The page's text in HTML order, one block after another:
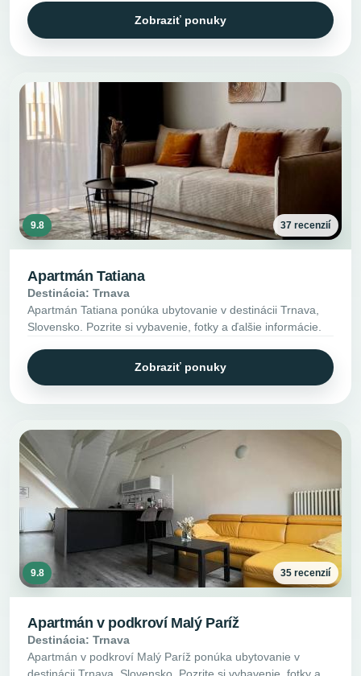
Zobraziť ponuky
9.8 37 recenzií
Apartmán Tatiana
Destinácia: Trnava
Apartmán Tatiana ponúka ubytovanie v destinácii Trnava,
Slovensko. Pozrite si vybavenie, fotky a ďalšie informácie.
Zobraziť ponuky
9.8 35 recenzií
Apartmán v podkroví Malý Paríž
Destinácia: Trnava
Apartmán v podkroví Malý Paríž ponúka ubytovanie v